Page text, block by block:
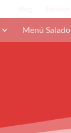
Menú Salado